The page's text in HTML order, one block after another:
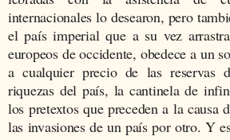
internaciona­les lo desearon, pero
el país imperial que a su vez
europeos de occidente, obe­dece a un
a cualquier precio de las reser­vas
riquezas del país, la cantinela de
los pretextos que preceden a la causa
las invasiones de un país por otro. Y